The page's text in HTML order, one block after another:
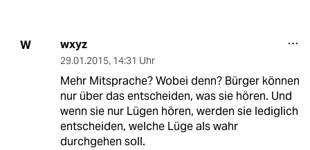
W wxyz
29.01.2015, 14:31 Uhr
Mehr Mitsprache? Wobei denn? Bürger können
nur über das entscheiden, was sie hören. Und
wenn sie nur Lügen hören, werden sie lediglich
entscheiden, welche Lüge als wahr
durchgehen soll.